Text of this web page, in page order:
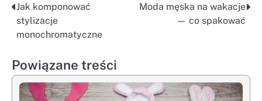
Nawigacja
wpisu
Jak komponować
stylizacje
monochromatyczne
Moda męska na wakacje
— co spakować
Powiązane treści